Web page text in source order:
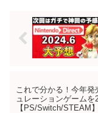
これで分かる！今年発
ュレーションゲームを
【PS/Switch/STEAM】